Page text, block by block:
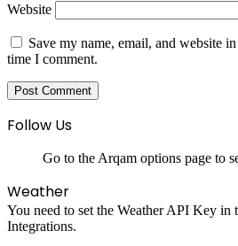
Website
Save my name, email, and website
time I comment.
Follow Us
Go to the Arqam options page to
Weather
You need to set the Weather API Key in
Integrations.